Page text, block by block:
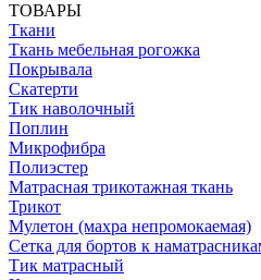
ТОВАРЫ
Ткани
Ткань мебельная рогожка
Покрывала
Скатерти
Тик наволочный
Поплин
Микрофибра
Полиэстер
Матрасная трикотажная ткань
Трикот
Мулетон (махра непромокаемая)
Сетка для бортов к
Тик матрасный